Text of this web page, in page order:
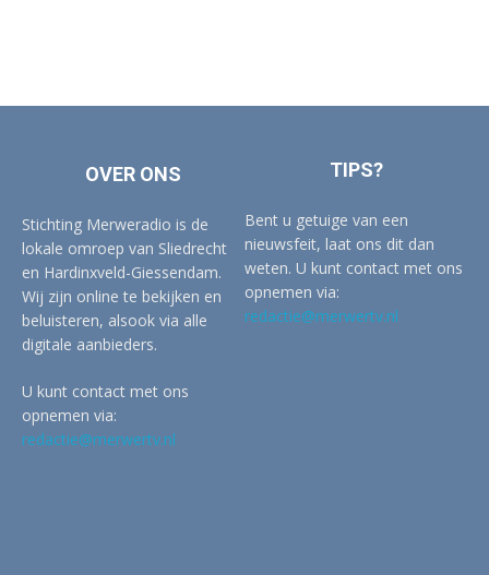
OVER ONS
Stichting Merweradio is de
lokale omroep van Sliedrecht
en Hardinxveld-Giessendam.
Wij zijn online te bekijken en
beluisteren, alsook via alle
digitale aanbieders.
U kunt contact met ons
opnemen via:
redactie@merwertv.nl
TIPS?
Bent u getuige van een
nieuwsfeit, laat ons dit dan
weten. U kunt contact met ons
opnemen via:
redactie@merwertv.nl